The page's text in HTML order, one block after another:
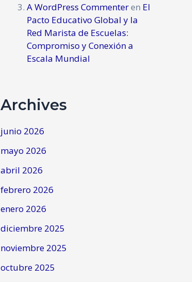
A WordPress Commenteren El
Pacto Educativo Global y la
Red Marista de Escuelas:
Compromiso y Conexión a
Escala Mundial
Archives
junio 2026
mayo 2026
abril 2026
febrero 2026
enero 2026
diciembre 2025
noviembre 2025
octubre 2025